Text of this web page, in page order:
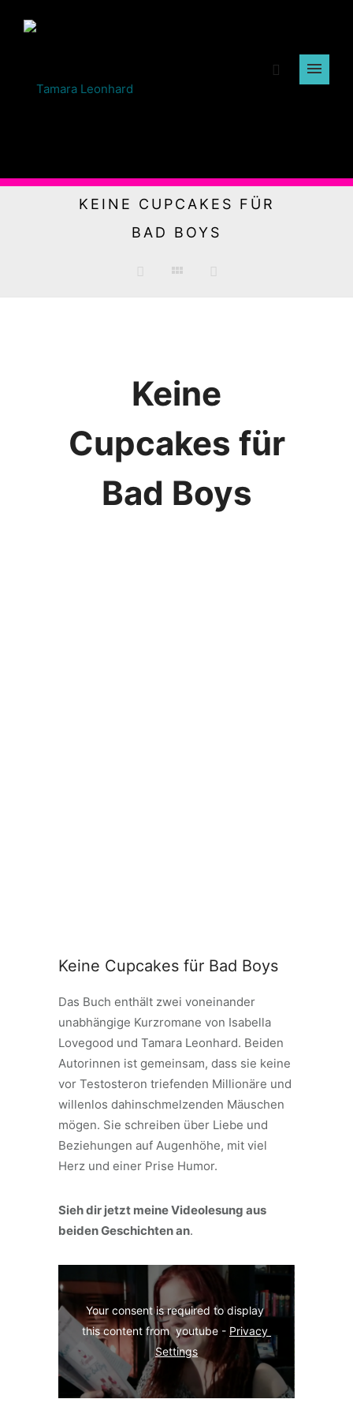
KEINE CUPCAKES FÜR
BAD BOYS
Keine
Cupcakes für
Bad Boys
Keine Cupcakes für Bad Boys
Das Buch enthält zwei voneinander
unabhängige Kurzromane von Isabella
Lovegood und Tamara Leonhard. Beiden
Autorinnen ist gemeinsam, dass sie keine
vor Testosteron triefenden Millionäre und
willenlos dahinschmelzenden Mäuschen
mögen. Sie schreiben über Liebe und
Beziehungen auf Augenhöhe, mit viel
Herz und einer Prise Humor.
Sieh dir jetzt meine Videolesung aus
beiden Geschichten an.
Your consent is required to display
this content from  youtube - Privacy
Settings